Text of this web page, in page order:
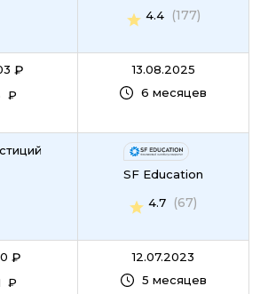
₽
₽
4.4
(177)
13.08.2025
6 месяцев
₽
₽
SF Education
4.7
(67)
12.07.2023
5 месяцев